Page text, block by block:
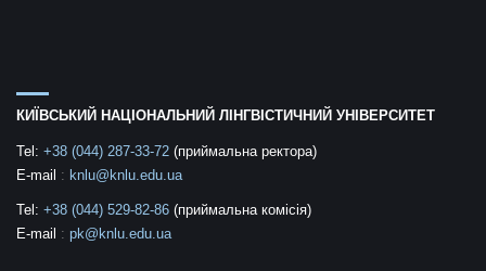
КИЇВСЬКИЙ НАЦІОНАЛЬНИЙ ЛІНГВІСТИЧНИЙ УНІВЕРСИТЕТ
Tel: +38 (044) 287-33-72 (приймальна ректора)
E-mail : knlu@knlu.edu.ua
Tel: +38 (044) 529-82-86 (приймальна комісія)
E-mail : pk@knlu.edu.ua